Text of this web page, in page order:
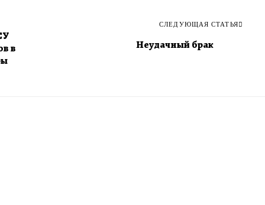
в
СЛЕДУЮЩАЯ СТАТЬЯ
Неудачный брак